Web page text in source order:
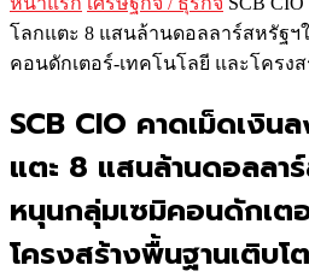
โลกแตะ 8 แสนล้านดอลลาร์สหรัฐฯ
คอนดักเตอร์-เทคโนโลยี และโครง
SCB CIO คาดเม็ดเงิน
แตะ 8 แสนล้านดอลลา
หนุนกลุ่มเซมิคอนดักเต
โครงสร้างพื้นฐานเติบโ